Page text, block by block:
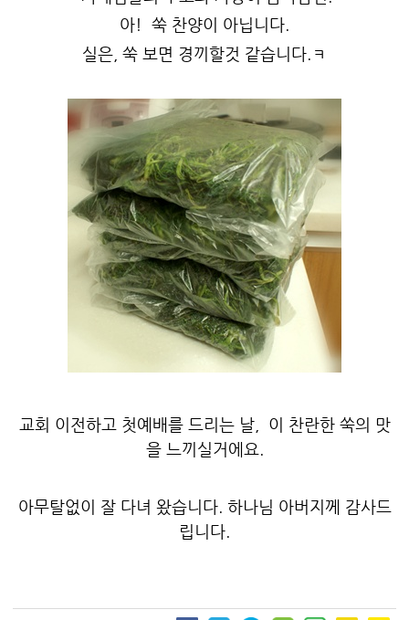
아! 쑥 찬양이 아닙니다.
실은, 쑥 보면 경끼할것 같습니다.ㅋ
교회 이전하고 첫예배를 드리는 날, 이 찬란한 쑥의 맛
을 느끼실거에요.
아무탈없이 잘 다녀 왔습니다. 하나님 아버지께 감사드
립니다.